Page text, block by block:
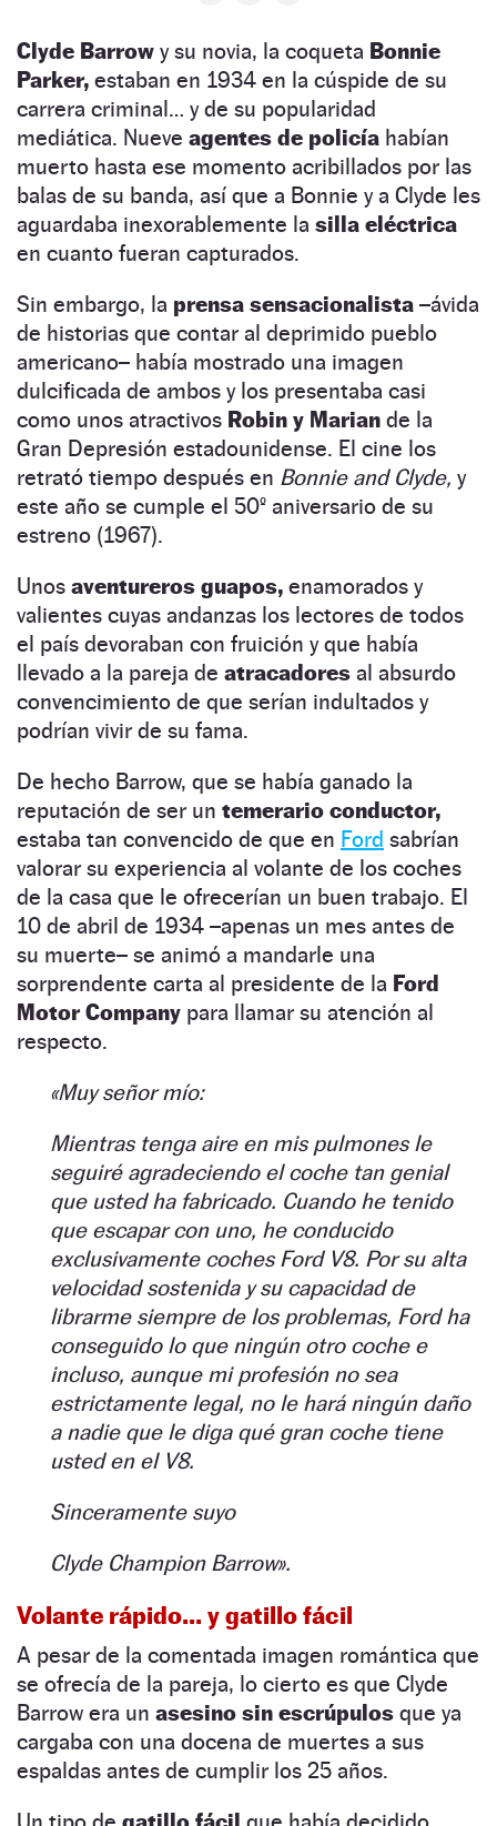
Clyde Barrow y su novia, la coqueta Bonnie
Parker, estaban en 1934 en la cúspide de su
carrera criminal… y de su popularidad
mediática. Nueve agentes de policía habían
muerto hasta ese momento acribillados por las
balas de su banda, así que a Bonnie y a Clyde les
aguardaba inexorablemente la silla eléctrica
en cuanto fueran capturados.
Sin embargo, la prensa sensacionalista –ávida
de historias que contar al deprimido pueblo
americano– había mostrado una imagen
dulcificada de ambos y los presentaba casi
como unos atractivos Robin y Marian de la
Gran Depresión estadounidense. El cine los
retrató tiempo después en Bonnie and Clyde, y
este año se cumple el 50º aniversario de su
estreno (1967).
Unos aventureros guapos, enamorados y
valientes cuyas andanzas los lectores de todos
el país devoraban con fruición y que había
llevado a la pareja de atracadores al absurdo
convencimiento de que serían indultados y
podrían vivir de su fama.
De hecho Barrow, que se había ganado la
reputación de ser un temerario conductor,
estaba tan convencido de que en Ford sabrían
valorar su experiencia al volante de los coches
de la casa que le ofrecerían un buen trabajo. El
10 de abril de 1934 –apenas un mes antes de
su muerte– se animó a mandarle una
sorprendente carta al presidente de la Ford
Motor Company para llamar su atención al
respecto.
«Muy señor mío:
Mientras tenga aire en mis pulmones le
seguiré agradeciendo el coche tan genial
que usted ha fabricado. Cuando he tenido
que escapar con uno, he conducido
exclusivamente coches Ford V8. Por su alta
velocidad sostenida y su capacidad de
librarme siempre de los problemas, Ford ha
conseguido lo que ningún otro coche e
incluso, aunque mi profesión no sea
estrictamente legal, no le hará ningún daño
a nadie que le diga qué gran coche tiene
usted en el V8.
Sinceramente suyo
Clyde Champion Barrow».
Volante rápido… y gatillo fácil
A pesar de la comentada imagen romántica que
se ofrecía de la pareja, lo cierto es que Clyde
Barrow era un asesino sin escrúpulos que ya
cargaba con una docena de muertes a sus
espaldas antes de cumplir los 25 años.